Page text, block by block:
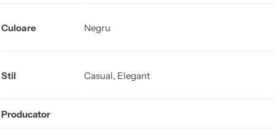
Culoare Negru
Stil Casual, Elegant
Producator